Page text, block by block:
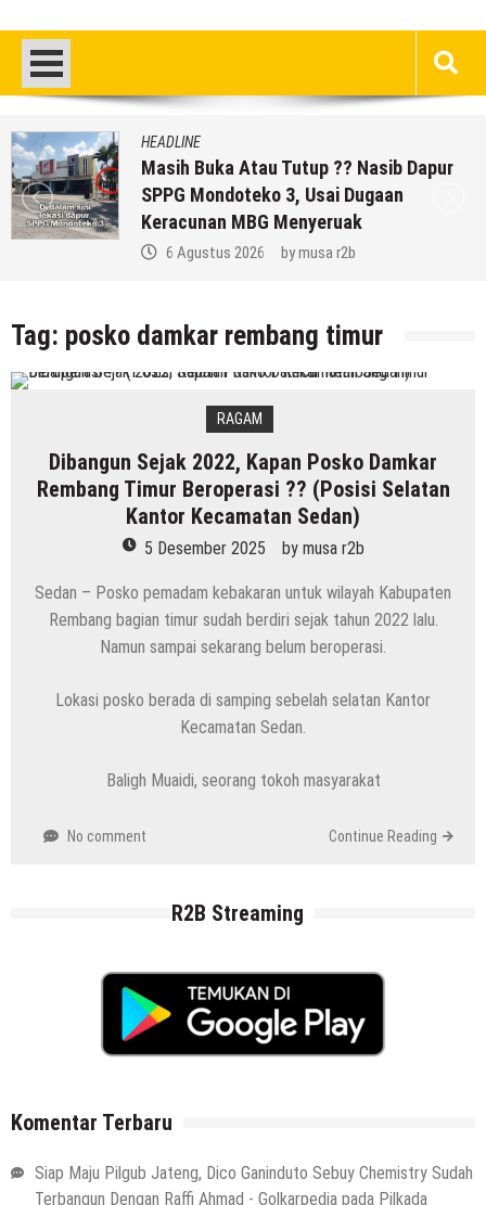
HEADLINE
Masih Buka Atau Tutup ?? Nasib Dapur
SPPG Mondoteko 3, Usai Dugaan
Keracunan MBG Menyeruak
6 Agustus 2026 bymusa r2b
Tag: posko damkar rembang timur
RAGAM
Dibangun Sejak 2022, Kapan Posko Damkar
Rembang Timur Beroperasi ?? (Posisi Selatan
Kantor Kecamatan Sedan)
5 Desember 2025 by musa r2b
Sedan – Posko pemadam kebakaran untuk wilayah Kabupaten
Rembang bagian timur sudah berdiri sejak tahun 2022 lalu.
Namun sampai sekarang belum beroperasi.
Lokasi posko berada di samping sebelah selatan Kantor
Kecamatan Sedan.
Baligh Muaidi, seorang tokoh masyarakat
No comment Continue Reading
R2B Streaming
Komentar Terbaru
Siap Maju Pilgub Jateng, Dico Ganinduto Sebuy Chemistry Sudah
Terbangun Dengan Raffi Ahmad - Golkarpedia pada Pilkada